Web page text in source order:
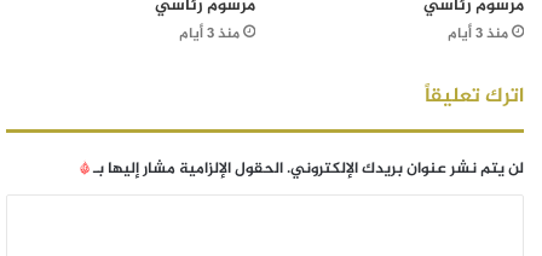
منذ 3 أيام منذ 3 أيام
اترك تعليقاً
لن يتم نشر عنوان بريدك الإلكتروني.الحقول الإلزامية مشار إليها بـ*